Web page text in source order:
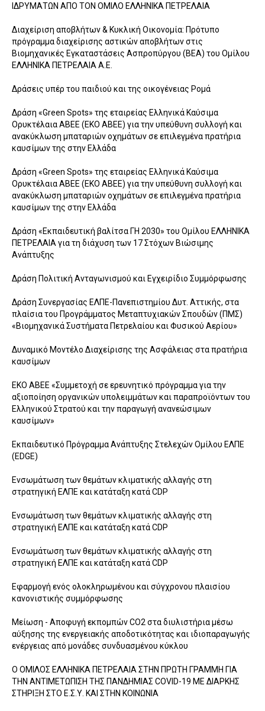
ΙΔΡΥΜΑΤΩΝ ΑΠΟ ΤΟΝ ΟΜΙΛΟ ΕΛΛΗΝΙΚΑ ΠΕΤΡΕΛΑΙΑ
Διαχείριση αποβλήτων & Κυκλική Οικονομία: Πρότυπο
πρόγραμμα διαχείρισης αστικών αποβλήτων στις
Βιομηχανικές Εγκαταστάσεις Ασπροπύργου (ΒΕΑ) του Ομίλου
ΕΛΛΗΝΙΚΑ ΠΕΤΡΕΛΑΙΑ Α.Ε.
Δράσεις υπέρ του παιδιού και της οικογένειας Ρομά
Δράση «Green Spots» της εταιρείας Ελληνικά Καύσιμα
Ορυκτέλαια ΑΒΕΕ (ΕΚΟ ΑΒΕΕ) για την υπεύθυνη συλλογή και
ανακύκλωση μπαταριών οχημάτων σε επιλεγμένα πρατήρια
καυσίμων της στην Ελλάδα
Δράση «Green Spots» της εταιρείας Ελληνικά Καύσιμα
Ορυκτέλαια ΑΒΕΕ (ΕΚΟ ΑΒΕΕ) για την υπεύθυνη συλλογή και
ανακύκλωση μπαταριών οχημάτων σε επιλεγμένα πρατήρια
καυσίμων της στην Ελλάδα
Δράση «Εκπαιδευτική βαλίτσα ΓΗ 2030» του Ομίλου ΕΛΛΗΝΙΚΑ
ΠΕΤΡΕΛΑΙΑ για τη διάχυση των 17 Στόχων Βιώσιμης
Ανάπτυξης
Δράση Πολιτική Ανταγωνισμού και Εγχειρίδιο Συμμόρφωσης
Δράση Συνεργασίας ΕΛΠΕ-Πανεπιστημίου Δυτ. Αττικής, στα
πλαίσια του Προγράμματος Μεταπτυχιακών Σπουδών (ΠΜΣ)
«Βιομηχανικά Συστήματα Πετρελαίου και Φυσικού Αερίου»
Δυναμικό Μοντέλο Διαχείρισης της Ασφάλειας στα πρατήρια
καυσίμων
ΕΚΟ ΑΒΕΕ «Συμμετοχή σε ερευνητικό πρόγραμμα για την
αξιοποίηση οργανικών υπολειμμάτων και παραπροϊόντων του
Ελληνικού Στρατού και την παραγωγή ανανεώσιμων
καυσίμων»
Εκπαιδευτικό Πρόγραμμα Ανάπτυξης Στελεχών Ομίλου ΕΛΠΕ
(EDGE)
Ενσωμάτωση των θεμάτων κλιματικής αλλαγής στη
στρατηγική ΕΛΠΕ και κατάταξη κατά CDP
Ενσωμάτωση των θεμάτων κλιματικής αλλαγής στη
στρατηγική ΕΛΠΕ και κατάταξη κατά CDP
Ενσωμάτωση των θεμάτων κλιματικής αλλαγής στη
στρατηγική ΕΛΠΕ και κατάταξη κατά CDP
Εφαρμογή ενός ολοκληρωμένου και σύγχρονου πλαισίου
κανονιστικής συμμόρφωσης
Μείωση - Αποφυγή εκπομπών CO2 στα διυλιστήρια μέσω
αύξησης της ενεργειακής αποδοτικότητας και ιδιοπαραγωγής
ενέργειας από μονάδες συνδυασμένου κύκλου
Ο ΟΜΙΛΟΣ ΕΛΛΗΝΙΚΑ ΠΕΤΡΕΛΑΙΑ ΣΤΗΝ ΠΡΩΤΗ ΓΡΑΜΜΗ ΓΙΑ
ΤΗΝ ΑΝΤΙΜΕΤΩΠΙΣΗ ΤΗΣ ΠΑΝΔΗΜΙΑΣ COVID-19 ΜΕ ΔΙΑΡΚΗΣ
ΣΤΗΡΙΞΗ ΣΤΟ Ε.Σ.Υ. ΚΑΙ ΣΤΗΝ ΚΟΙΝΩΝΙΑ